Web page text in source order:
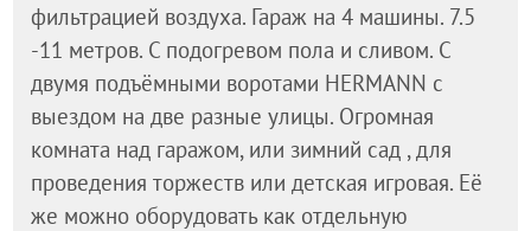
фильтрацией воздуха. Гараж на 4 машины. 7.5
-11 метров. С подогревом пола и сливом. С
двумя подъёмными воротами HERMANN с
выездом на две разные улицы. Огромная
комната над гаражом, или зимний сад , для
проведения торжеств или детская игровая. Её
же можно оборудовать как отдельную